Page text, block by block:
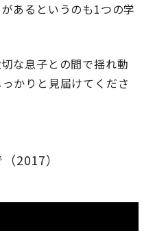
あるというのも1つの学
な息子との間で揺れ動
かりと見届けてくださ
2017）